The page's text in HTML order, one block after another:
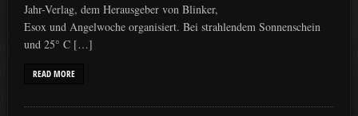
Jahr-Verlag, dem Herausgeber von Blinker,
Esox und Angelwoche organisiert. Bei strahlendem Sonnenschein
und 25° C […]
READ MORE